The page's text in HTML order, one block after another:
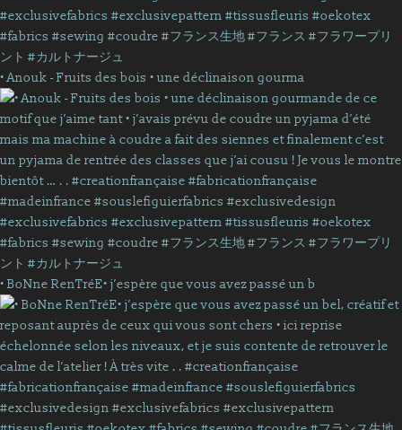
• Anouk - Fruits des bois • une déclinaison gourma
• BoNne RenTréE• j’espère que vous avez passé un b